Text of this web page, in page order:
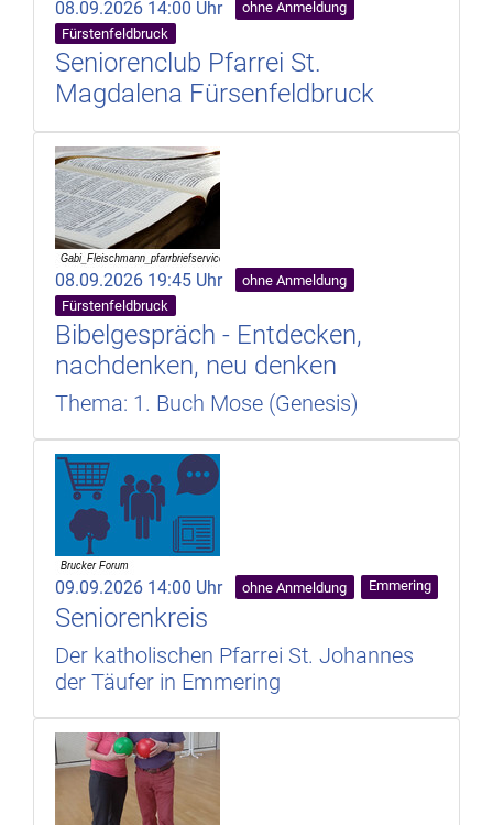
08.09.2026 14:00 Uhr
ohne Anmeldung
Fürstenfeldbruck
Seniorenclub Pfarrei St.
Magdalena Fürsenfeldbruck
08.09.2026 19:45 Uhr
ohne Anmeldung
Fürstenfeldbruck
Bibelgespräch - Entdecken,
nachdenken, neu denken
Thema: 1. Buch Mose (Genesis)
09.09.2026 14:00 Uhr ohne Anmeldung Emmering
Seniorenkreis
Der katholischen Pfarrei St. Johannes
der Täufer in Emmering